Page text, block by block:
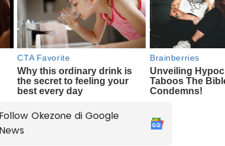
Follow Okezone di Google
News